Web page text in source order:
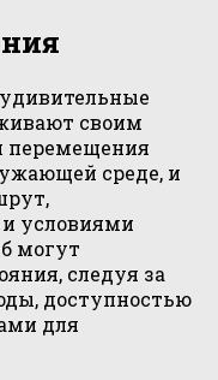
своим
перемещения
среде, и
условиями
могут
следуя за
доступностью
для